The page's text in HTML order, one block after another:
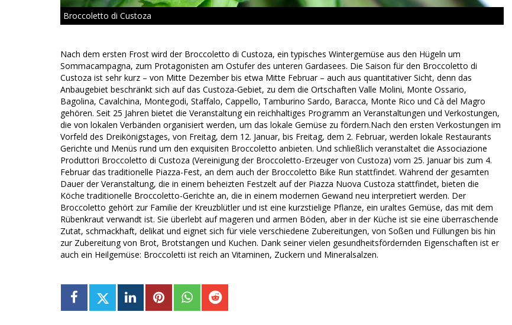
Broccoletto di Custoza
Nach dem ersten Frost wird der Broccoletto di Custoza, ein typisches Wintergemüse aus den Hügeln um
Sommacampagna, zum Protagonisten am Ostufer des unteren Gardasees. Die Saison für den Broccoletto di
Custoza ist sehr kurz – von Mitte Dezember bis etwa Mitte Februar – auch aus quantitativer Sicht, denn das
Anbaugebiet beschränkt sich auf das Custoza-Gebiet, zu dem die Ortschaften Valle Molini, Monte Ossario,
Bagolina, Cavalchina, Montegodi, Staffalo, Cappello, Tamburino Sardo, Baracca, Monte Rico und Cà del Magro
gehören. Seit 25 Jahren bietet die Veranstaltung ein reichhaltiges Programm an Veranstaltungen und Verkostungen,
die von lokalen Verbänden organisiert werden, um das lokale Gemüse zu fördern.Nach den ersten Verkostungen im
Vorfeld des Dreikönigstages, von Freitag, dem 12. Januar, bis Freitag, dem 2. Februar, werden lokale Restaurants
Gerichte und Menüs rund um den exquisiten Broccoletto anbieten. Und schließlich veranstaltet die Associazione
Produttori Broccoletto di Custoza (Vereinigung der Broccoletto-Erzeuger von Custoza) vom 25. Januar bis zum 4.
Februar das traditionelle Piazza-Fest, an dem auch der Broccoletto Bike Run stattfindet. Während der gesamten
Dauer der Veranstaltung, die in einem beheizten Festzelt auf der Piazza Nuova Custoza stattfindet, bieten die
Köche traditionelle Broccoletto-Gerichte an, die in einem modernen Gewand neu interpretiert werden. Der
Broccoletto gehört zur Familie der Kreuzblütler und ist eine kurzstielige Pflanze, ein uraltes Gemüse, das mit dem
Rübenkraut verwandt ist. Sie überlebt auf mageren und armen Böden, aber in der Küche ist sie eine überraschende
Zutat, schmackhaft, delikat und eignet sich für viele verschiedene Zubereitungen, von Soßen und Füllungen bis hin
zur Zubereitung von Brot, Brotstangen und Kuchen. Dank seiner vielen gesundheitsfördernden Eigenschaften ist er
auch ein Heilgemüse: Broccoletti ist reich an Vitaminen, Zuckern und Mineralsalzen.